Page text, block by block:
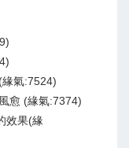
氣:7524)
愈 (緣氣:7374)
效果(緣